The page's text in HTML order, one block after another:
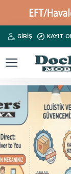
GIRIŞ KAYIT